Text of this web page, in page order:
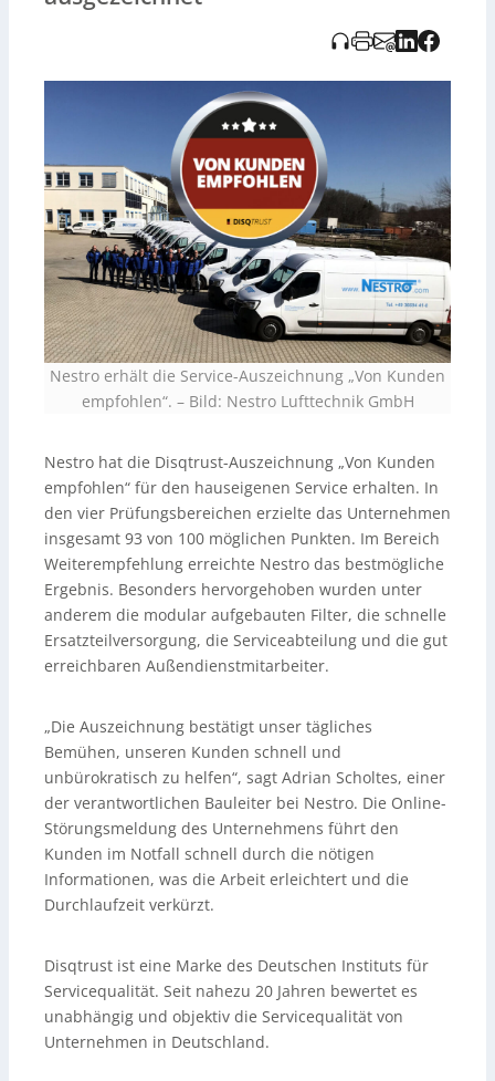
Scholtes von Nestro betont, dass die Auszeichnung das
unbürokratischen Kundenservice bestätigt. Die Online-
Durchlaufzeit im Notfall zu verkürzen. Disk Trust steht
für eine unabhängige und objektive Bewertung der
Servicequalität von Unternehmen in Deutschland.
Nestro erhält die Service-Auszeichnung „Von Kunden
empfohlen“. – Bild: Nestro Lufttechnik GmbH
Nestro hat die Disqtrust-Auszeichnung „Von Kunden
empfohlen“ für den hauseigenen Service erhalten. In
den vier Prüfungsbereichen erzielte das Unternehmen
insgesamt 93 von 100 möglichen Punkten. Im Bereich
Weiterempfehlung erreichte Nestro das bestmögliche
Ergebnis. Besonders hervorgehoben wurden unter
anderem die modular aufgebauten Filter, die schnelle
Ersatzteilversorgung, die Serviceabteilung und die gut
erreichbaren Außendienstmitarbeiter.
„Die Auszeichnung bestätigt unser tägliches
Bemühen, unseren Kunden schnell und
unbürokratisch zu helfen“, sagt Adrian Scholtes, einer
der verantwortlichen Bauleiter bei Nestro. Die Online-
Störungsmeldung des Unternehmens führt den
Kunden im Notfall schnell durch die nötigen
Informationen, was die Arbeit erleichtert und die
Durchlaufzeit verkürzt.
Disqtrust ist eine Marke des Deutschen Instituts für
Servicequalität. Seit nahezu 20 Jahren bewertet es
unabhängig und objektiv die Servicequalität von
Unternehmen in Deutschland.